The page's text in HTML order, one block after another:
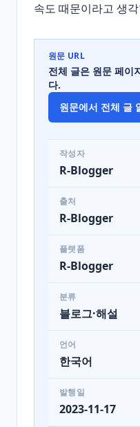
속도 때문이라고 생
원문 URL
전체 글은 원문 페이
다.
원문에서 전체 글
작성자
R-Blogger
출처
R-Blogger
플랫폼
R-Blogger
분류
블로그·해설
언어
한국어
발행일
2023-11-17